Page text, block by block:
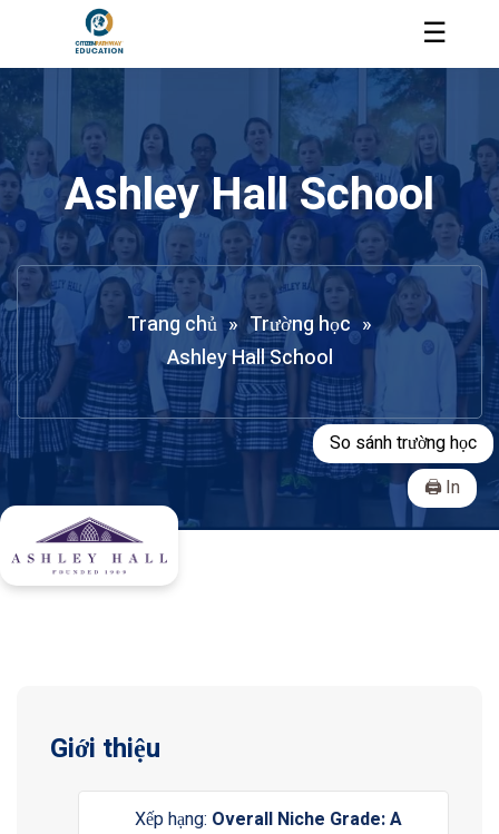
☰
Ashley Hall School
Trang chủ » Trường học »
Ashley Hall School
So sánh trường học
In
Giới thiệu
Xếp hạng: Overall Niche Grade: A